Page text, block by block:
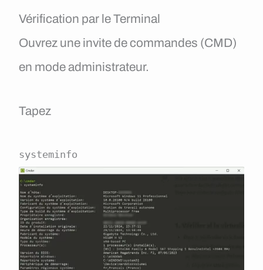
Vérification par le Terminal
Ouvrez une invite de commandes (CMD)
en mode administrateur.
Tapez
systeminfo